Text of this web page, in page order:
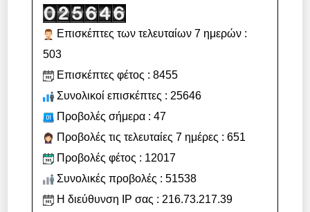
Επισκέπτες των τελευταίων 7 ημερών :
503
Επισκέπτες φέτος : 8455
Συνολικοί επισκέπτες : 25646
Προβολές σήμερα : 47
Προβολές τις τελευταίες 7 ημέρες : 651
Προβολές φέτος : 12017
Συνολικές προβολές : 51538
Η διεύθυνση IP σας : 216.73.217.39